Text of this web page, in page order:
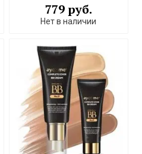
779 руб.
Нет в наличии